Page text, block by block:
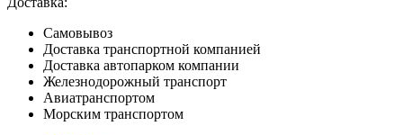
Самовывоз
Доставка транспортной компанией
Доставка автопарком компании
Железнодорожный транспорт
Авиатранспортом
Морским транспортом